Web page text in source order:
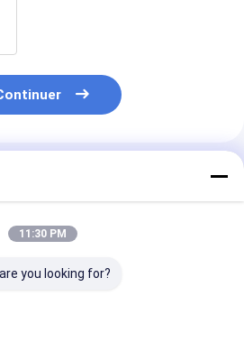
11:30 PM
you looking for?